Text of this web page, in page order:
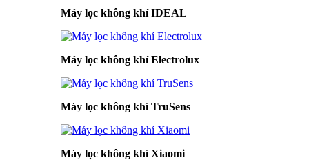
Máy lọc không khí IDEAL
Máy lọc không khí Electrolux
Máy lọc không khí TruSens
Máy lọc không khí Xiaomi